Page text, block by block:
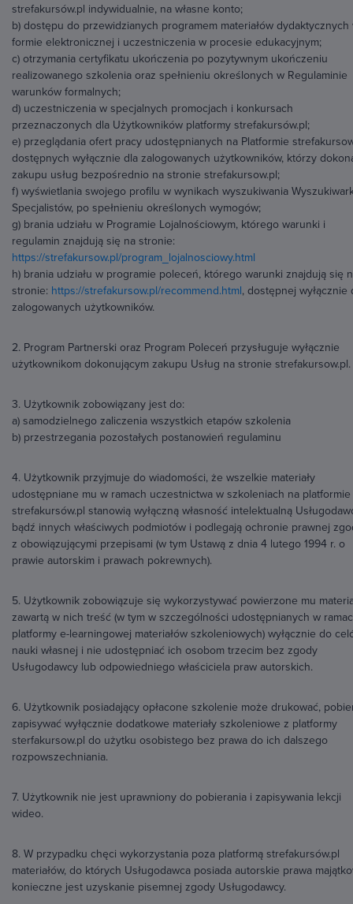
strefakursów.pl indywidualnie, na własne konto;
b) dostępu do przewidzianych programem materiałów dydaktycznych
formie elektronicznej i uczestniczenia w procesie edukacyjnym;
c) otrzymania certyfikatu ukończenia po pozytywnym ukończeniu
realizowanego szkolenia oraz spełnieniu określonych w Regulaminie
warunków formalnych;
d) uczestniczenia w specjalnych promocjach i konkursach
przeznaczonych dla Użytkowników platformy strefakursów.pl;
e) przeglądania ofert pracy udostępnianych na Platformie
dostępnych wyłącznie dla zalogowanych użytkowników, którzy
zakupu usług bezpośrednio na stronie strefakursow.pl;
f) wyświetlania swojego profilu w wynikach wyszukiwania
Specjalistów, po spełnieniu określonych wymogów;
g) brania udziału w Programie Lojalnościowym, którego warunki i
regulamin znajdują się na stronie:
https://strefakursow.pl/program_lojalnosciowy.html
h) brania udziału w programie poleceń, którego warunki znajdują się
stronie: https://strefakursow.pl/recommend.html, dostępnej wyłącznie
zalogowanych użytkowników.
2. Program Partnerski oraz Program Poleceń przysługuje wyłącznie
użytkownikom dokonującym zakupu Usług na stronie strefakursow.pl.
3. Użytkownik zobowiązany jest do:
a) samodzielnego zaliczenia wszystkich etapów szkolenia
b) przestrzegania pozostałych postanowień regulaminu
4. Użytkownik przyjmuje do wiadomości, że wszelkie materiały
udostępniane mu w ramach uczestnictwa w szkoleniach na platformie
strefakursów.pl stanowią wyłączną własność intelektualną
bądź innych właściwych podmiotów i podlegają ochronie prawnej
z obowiązującymi przepisami (w tym Ustawą z dnia 4 lutego 1994 r. o
prawie autorskim i prawach pokrewnych).
5. Użytkownik zobowiązuje się wykorzystywać powierzone mu
zawartą w nich treść (w tym w szczególności udostępnianych w
platformy e-learningowej materiałów szkoleniowych) wyłącznie do
nauki własnej i nie udostępniać ich osobom trzecim bez zgody
Usługodawcy lub odpowiedniego właściciela praw autorskich.
6. Użytkownik posiadający opłacone szkolenie może drukować,
zapisywać wyłącznie dodatkowe materiały szkoleniowe z platformy
sterfakursow.pl do użytku osobistego bez prawa do ich dalszego
rozpowszechniania.
7. Użytkownik nie jest uprawniony do pobierania i zapisywania lekcji
wideo.
8. W przypadku chęci wykorzystania poza platformą strefakursów.pl
materiałów, do których Usługodawca posiada autorskie prawa
konieczne jest uzyskanie pisemnej zgody Usługodawcy.